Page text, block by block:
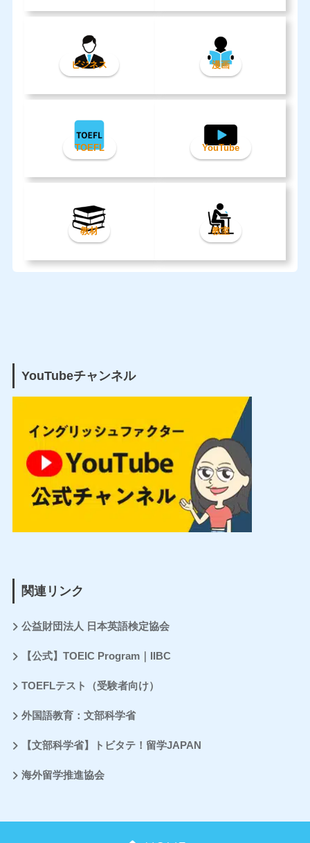
ビジネス 漫画
TOEFL YouTube
教材 教室
YouTubeチャンネル
関連リンク
公益財団法人 日本英語検定協会
【公式】TOEIC Program｜IIBC
TOEFLテスト（受験者向け）
外国語教育：文部科学省
【文部科学省】トビタテ！留学JAPAN
海外留学推進協会